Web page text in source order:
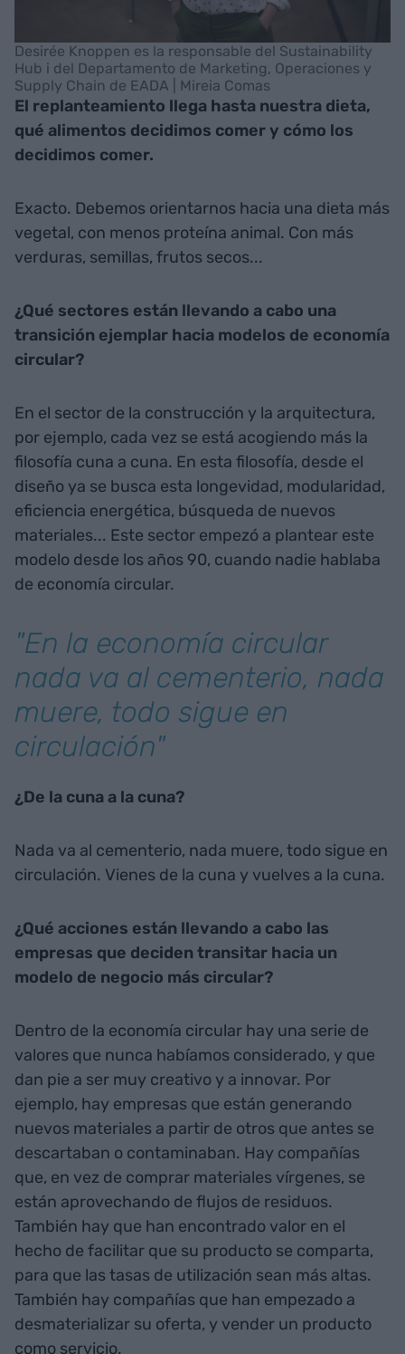
Desirée Knoppen es la responsable del Sustainability
Hub i del Departamento de Marketing, Operaciones y
Supply Chain de EADA | Mireia Comas
El replanteamiento llega hasta nuestra dieta,
qué alimentos decidimos comer y cómo los
decidimos comer.
Exacto. Debemos orientarnos hacia una dieta más
vegetal, con menos proteína animal. Con más
verduras, semillas, frutos secos...
¿Qué sectores están llevando a cabo una
transición ejemplar hacia modelos de economía
circular?
En el sector de la construcción y la arquitectura,
por ejemplo, cada vez se está acogiendo más la
filosofía cuna a cuna. En esta filosofía, desde el
diseño ya se busca esta longevidad, modularidad,
eficiencia energética, búsqueda de nuevos
materiales... Este sector empezó a plantear este
modelo desde los años 90, cuando nadie hablaba
de economía circular.
"En la economía circular
nada va al cementerio, nada
muere, todo sigue en
circulación"
¿De la cuna a la cuna?
Nada va al cementerio, nada muere, todo sigue en
circulación. Vienes de la cuna y vuelves a la cuna.
¿Qué acciones están llevando a cabo las
empresas que deciden transitar hacia un
modelo de negocio más circular?
Dentro de la economía circular hay una serie de
valores que nunca habíamos considerado, y que
dan pie a ser muy creativo y a innovar. Por
ejemplo, hay empresas que están generando
nuevos materiales a partir de otros que antes se
descartaban o contaminaban. Hay compañías
que, en vez de comprar materiales vírgenes, se
están aprovechando de flujos de residuos.
También hay que han encontrado valor en el
hecho de facilitar que su producto se comparta,
para que las tasas de utilización sean más altas.
También hay compañías que han empezado a
desmaterializar su oferta, y vender un producto
como servicio.